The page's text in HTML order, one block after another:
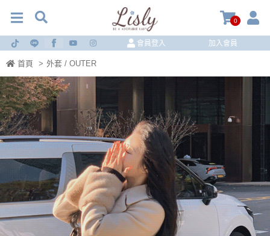
0
會員登入 加入會員
首頁 > 外套 / OUTER